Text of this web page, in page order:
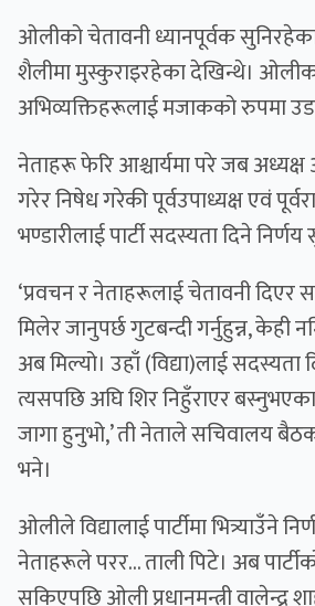
ओलीको चेतावनी ध्यानपूर्वक
शैलीमा मुस्कुराइरहेका देखिन्थे।
अभिव्यक्तिहरूलाई मजाकको रुपमा
नेताहरू फेरि आश्चार्यमा परे जब
गरेर निषेध गरेकी पूर्वउपाध्यक्ष एवं
भण्डारीलाई पार्टी सदस्यता दिने निर्णय
‘प्रवचन र नेताहरूलाई चेतावनी
मिलेर जानुपर्छ गुटबन्दी गर्नुहुन्न, केही
अब मिल्यो। उहाँ (विद्या)लाई सदस्यता
त्यसपछि अघि शिर निहुँराएर
जागा हुनुभो,’ ती नेताले सचिवालय
भने।
ओलीले विद्यालाई पार्टीमा भित्र्याउँने
नेताहरूले परर… ताली पिटे। अब